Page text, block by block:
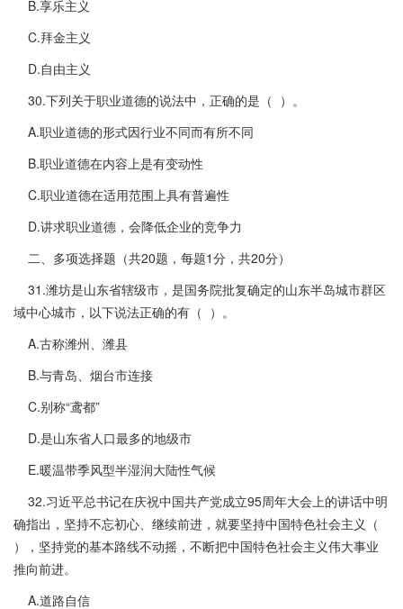
B.享乐主义
C.拜金主义
D.自由主义
30.下列关于职业道德的说法中，正确的是（ ）。
A.职业道德的形式因行业不同而有所不同
B.职业道德在内容上是有变动性
C.职业道德在适用范围上具有普遍性
D.讲求职业道德，会降低企业的竞争力
二、多项选择题（共20题，每题1分，共20分）
31.潍坊是山东省辖级市，是国务院批复确定的山东半岛城市群区
域中心城市，以下说法正确的有（ ）。
A.古称潍州、潍县
B.与青岛、烟台市连接
C.别称“鸢都”
D.是山东省人口最多的地级市
E.暖温带季风型半湿润大陆性气候
32.习近平总书记在庆祝中国共产党成立95周年大会上的讲话中明
确指出，坚持不忘初心、继续前进，就要坚持中国特色社会主义（
），坚持党的基本路线不动摇，不断把中国特色社会主义伟大事业
推向前进。
A.道路自信